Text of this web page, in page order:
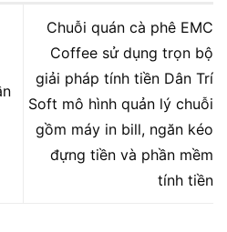
Chuỗi quán cà phê EMC
Coffee sử dụng trọn bộ
giải pháp tính tiền Dân Trí
Soft mô hình quản lý chuỗi
gồm máy in bill, ngăn kéo
đựng tiền và phần mềm
tính tiền